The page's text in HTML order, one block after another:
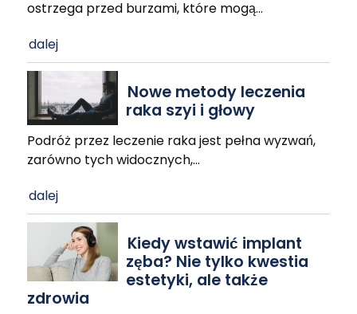
ostrzega przed burzami, które mogą…
dalej
Nowe metody leczenia
raka szyi i głowy
Podróż przez leczenie raka jest pełna wyzwań,
zarówno tych widocznych,…
dalej
Kiedy wstawić implant
zęba? Nie tylko kwestia
estetyki, ale także
zdrowia